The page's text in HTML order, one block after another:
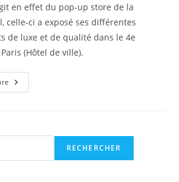
en effet du pop-up store de la
celle-ci a exposé ses différentes
de luxe et de qualité dans le 4e
(Hôtel de ville).
Le
Pop-
RECHERCHER